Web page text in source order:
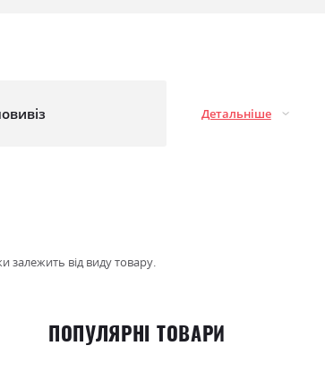
Детальніше
залежить від виду товару.
ПОПУЛЯРНІ ТОВАРИ